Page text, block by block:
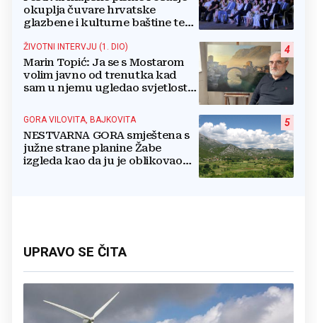
okuplja čuvare hrvatske
glazbene i kulturne baštine te
4
ŽIVOTNI INTERVJU (1. DIO)
Marin Topić: Ja se s Mostarom
volim javno od trenutka kad
sam u njemu ugledao svjetlost
lovim na platnu
5
GORA VILOVITA, BAJKOVITA
NESTVARNA GORA smještena s
južne strane planine Žabe
izgleda kao da ju je oblikovao
UPRAVO SE ČITA